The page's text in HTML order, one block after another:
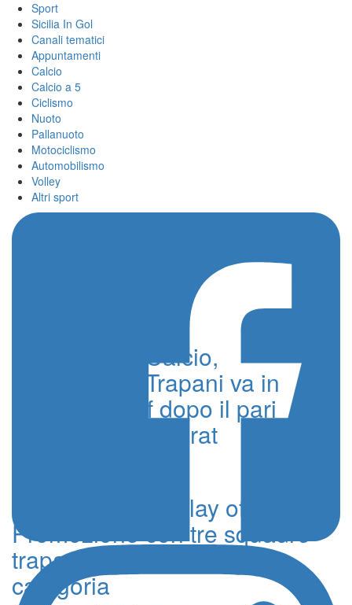
Sport
Sicilia In Gol
Canali tematici
Appuntamenti
Calcio
Calcio a 5
Ciclismo
Nuoto
Pallanuoto
Motociclismo
Automobilismo
Volley
Altri sport
Promozione Calcio,
l’Accademia Trapani va in
finale Play off dopo il pari
interno col Kamarat
Calcio, domani play off in
Promozione con tre squadre
trapanesi per il salto di
categoria